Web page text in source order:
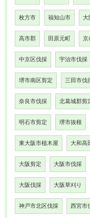
枚方市 福知山市 大
高市郡 田原元町 京
中京区伐採 宇治市伐採
堺市南区剪定 三田市伐
奈良市伐採 北葛城郡剪
明石市剪定 堺市抜根
東大阪市植木屋 大和高
大阪剪定 大阪市伐採
大阪伐採 大阪草刈り
神戸市北区伐採 西宮市